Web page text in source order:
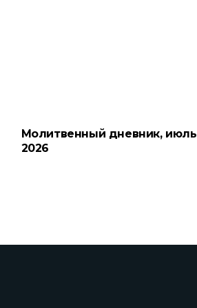
Молитвенный дневник, июль
2026